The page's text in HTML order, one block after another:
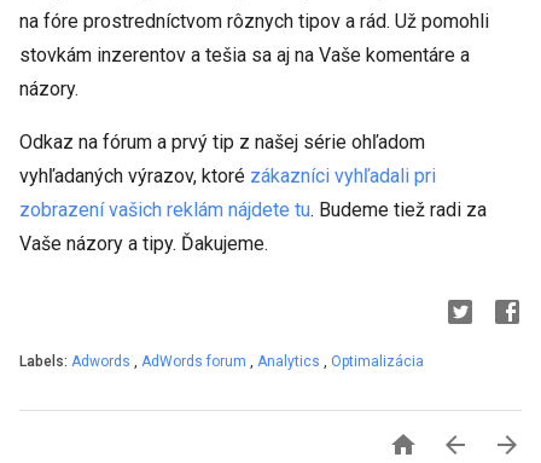
na fóre prostredníctvom rôznych tipov a rád. Už pomohli
stovkám inzerentov a tešia sa aj na Vaše komentáre a
názory.
Odkaz na fórum a prvý tip z našej série ohľadom
vyhľadaných výrazov, ktoré zákazníci vyhľadali pri
zobrazení vašich reklám nájdete tu. Budeme tiež radi za
Vaše názory a tipy. Ďakujeme.
Labels: Adwords , AdWords forum , Analytics , Optimalizácia
  